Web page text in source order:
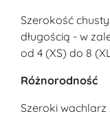
Szerokość
długością - w
od 4 (XS) do 8
Różnorodność
Szeroki